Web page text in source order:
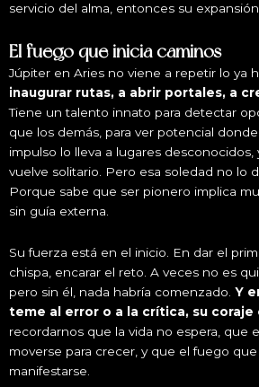
servicio del alma, entonces su
El fuego que inicia caminos
Júpiter en Aries no viene a repetir lo ya
inaugurar rutas, a abrir portales, a
Tiene un talento innato para detectar
que los demás, para ver potencial
impulso lo lleva a lugares desconocidos,
vuelve solitario. Pero esa soledad no lo
Porque sabe que ser pionero implica
sin guía externa.
Su fuerza está en el inicio. En dar el
chispa, encarar el reto. A veces no es
pero sin él, nada habría comenzado. Y
teme al error o a la crítica, su coraje
recordarnos que la vida no espera, que
moverse para crecer, y que el fuego
manifestarse.